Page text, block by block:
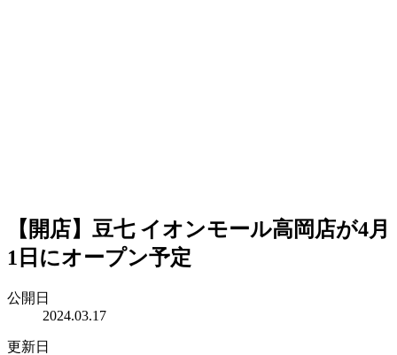
【開店】豆七 イオンモール高岡店が4月
1日にオープン予定
公開日
2024.03.17
更新日